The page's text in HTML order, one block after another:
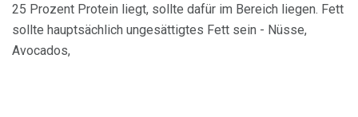
25 Prozent Protein liegt, sollte dafür im Bereich liegen. Fett
sollte hauptsächlich ungesättigtes Fett sein - Nüsse,
Avocados,